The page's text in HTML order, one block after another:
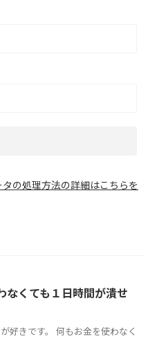
の処理方法の詳細はこちらを
なくても１日時間が潰せ
好きです。 何もお金を使わなく